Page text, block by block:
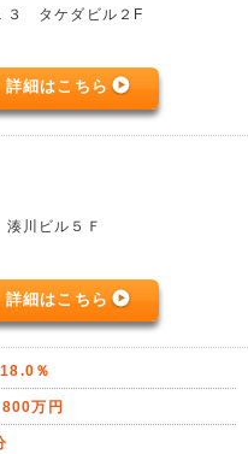
３ タケダビル２F
詳細はこちら
川ビル５Ｆ
詳細はこちら
％
万円